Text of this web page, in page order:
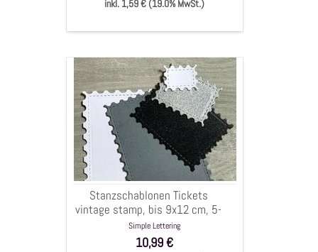
inkl. 1,59 € (19.0% MwSt.)
Stanzschablonen
Tickets
vintage
stamp,
bis
9x12
cm,
tlg.
Stanzschablonen Tickets
vintage stamp, bis 9x12 cm, 5-
tlg.
Simple Lettering
10,99 €